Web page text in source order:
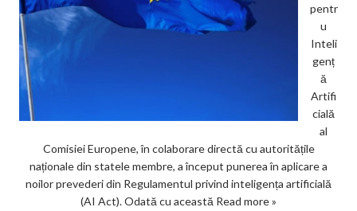
pentr
u
Inteli
genț
ă
Artifi
cială
al
Comisiei Europene, în colaborare directă cu autoritățile
naționale din statele membre, a început punerea în aplicare a
noilor prevederi din Regulamentul privind inteligența artificială
(AI Act). Odată cu această Read more »